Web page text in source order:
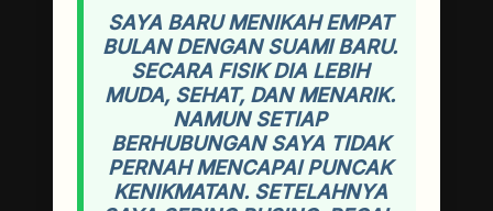
SAYA BARU MENIKAH EMPAT
BULAN DENGAN SUAMI BARU.
SECARA FISIK DIA LEBIH
MUDA, SEHAT, DAN MENARIK.
NAMUN SETIAP
BERHUBUNGAN SAYA TIDAK
PERNAH MENCAPAI PUNCAK
KENIKMATAN. SETELAHNYA